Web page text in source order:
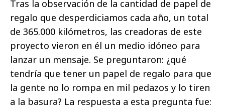
Tras la observación de la cantidad de papel de
regalo que desperdiciamos cada año, un total
de 365.000 kilómetros, las creadoras de este
proyecto vieron en él un medio idóneo para
lanzar un mensaje. Se preguntaron: ¿qué
tendría que tener un papel de regalo para que
la gente no lo rompa en mil pedazos y lo tiren
a la basura? La respuesta a esta pregunta fue: